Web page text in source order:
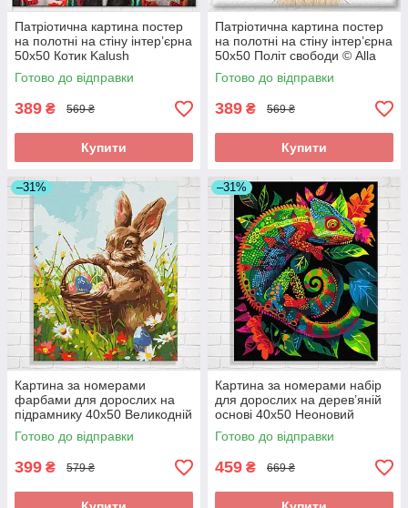
Патріотична картина постер
на полотні на стіну інтер’єрна
50x50 Котик Kalush
©Маріанна Пащук
Готово до відправки
389 ₴ 569 ₴
Купити
Патріотична картина постер
на полотні на стіну інтер’єрна
50x50 Політ свободи © Alla
Berezovska
Готово до відправки
389 ₴ 569 ₴
Купити
–31%
Картина за номерами
фарбами для дорослих на
підрамнику 40x50 Великодній
вісник складна
Готово до відправки
399 ₴ 579 ₴
–31%
Картина за номерами набір
для дорослих на дерев’яній
основі 40x50 Неоновий
хамелеон складна
Готово до відправки
459 ₴ 669 ₴